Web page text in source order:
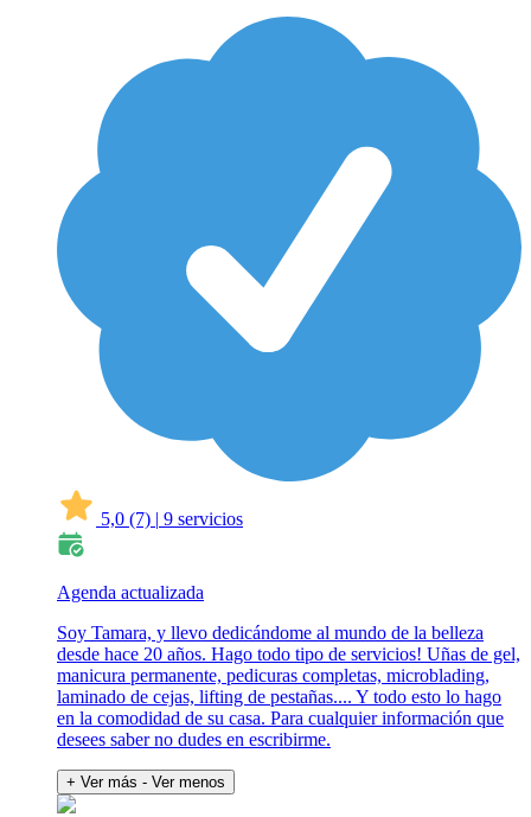
5,0 (7) | 9 servicios
Agenda actualizada
Soy Tamara, y llevo dedicándome al mundo de la belleza
desde hace 20 años. Hago todo tipo de servicios! Uñas de gel,
manicura permanente, pedicuras completas, microblading,
laminado de cejas, lifting de pestañas.... Y todo esto lo hago
en la comodidad de su casa. Para cualquier información que
desees saber no dudes en escribirme.
+ Ver más - Ver menos